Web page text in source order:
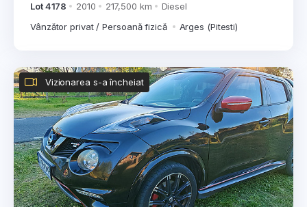
Lot 4178 2010 217,500 km
Diesel
Vânzător privat / Persoană fizică
Arges (Pitesti)
Vizionarea s-a încheiat